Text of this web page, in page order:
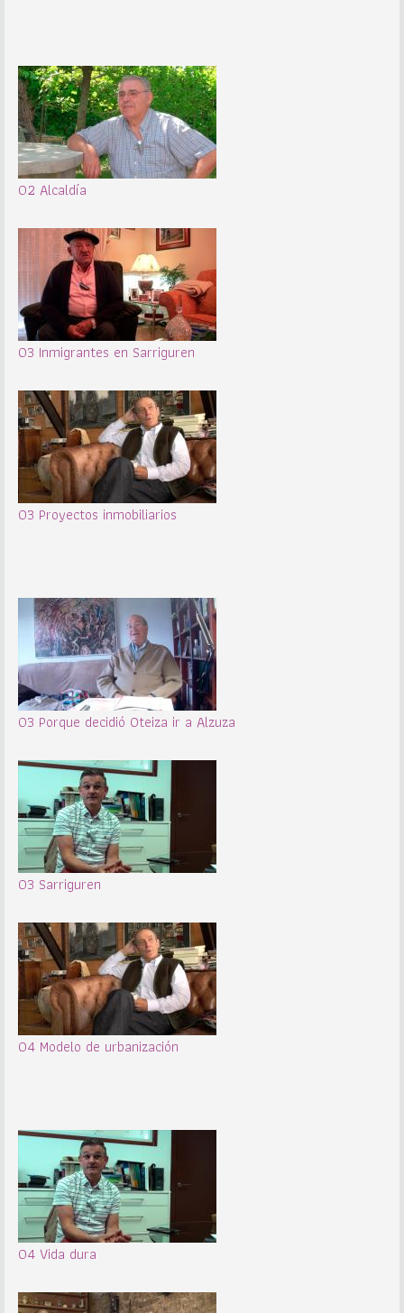
02 Alcaldía
03 Inmigrantes en Sarriguren
03 Proyectos inmobiliarios
03 Porque decidió Oteiza ir a Alzuza
03 Sarriguren
04 Modelo de urbanización
04 Vida dura